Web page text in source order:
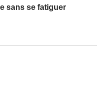
sans se fatiguer